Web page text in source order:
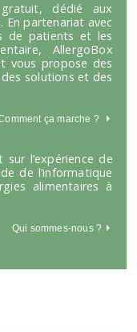
dédié aux
En partenariat avec
de patients et les
AllergoBox
vous propose des
solutions et des
ça marche ?
l’expérience de
de l’informatique
alimentaires à
Qui sommes-nous ?